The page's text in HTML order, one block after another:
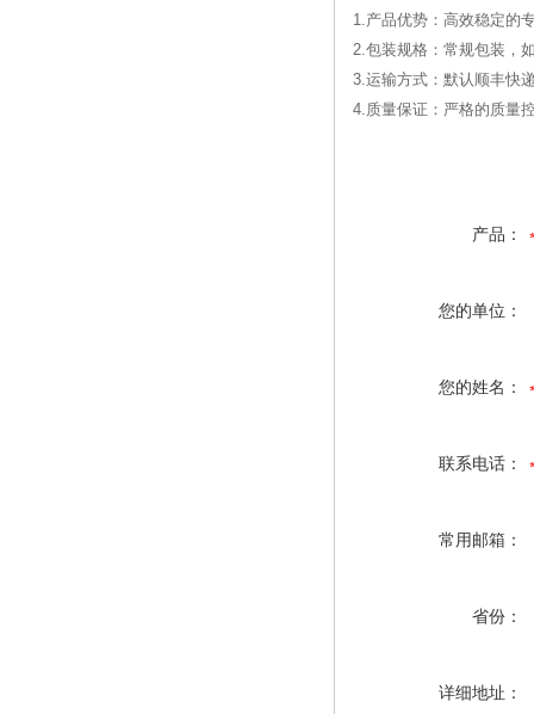
1.产品优势：高效稳定的
2.包装规格：常规包装，
3.运输方式：默认顺丰快
4.质量保证：严格的质量
产品：
您的单位：
您的姓名：
联系电话：
常用邮箱：
省份：
详细地址：